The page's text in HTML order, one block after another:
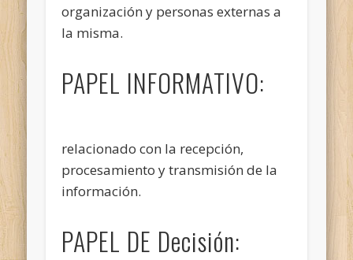
organización y personas externas a
la misma.
PAPEL INFORMATIVO:
relacionado con la recepción,
procesamiento y transmisión de la
información.
PAPEL DE Decisión: